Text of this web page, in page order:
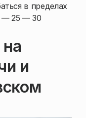
в пределах
— 25 — 30
и